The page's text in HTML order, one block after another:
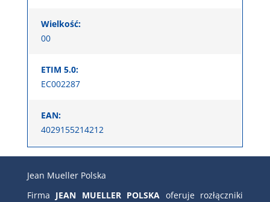
Wielkość:
00
ETIM 5.0:
EC002287
EAN:
4029155214212
Jean Mueller Polska
Firma JEAN MUELLER POLSKA oferuje rozłączniki